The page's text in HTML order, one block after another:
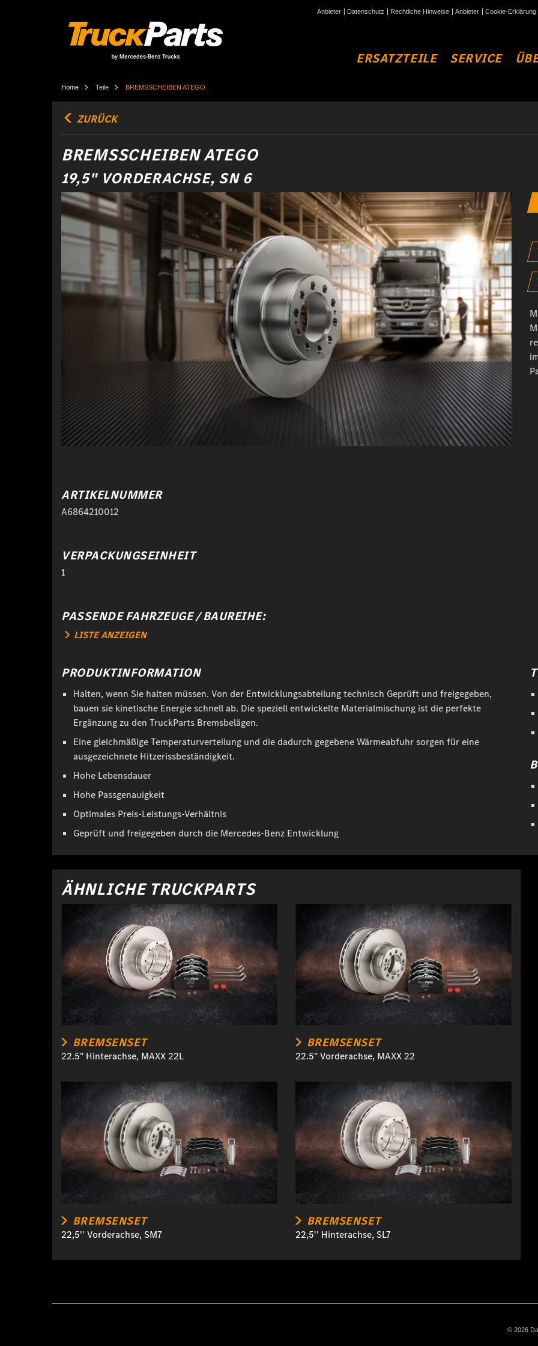
Anbieter Datenschutz Rechtliche Hinweise Anbieter Cookie-Erklärung
ERSATZTEILE SERVICE
Home Teile BREMSSCHEIBEN ATEGO
ZURÜCK
BREMSSCHEIBEN ATEGO
19,5" VORDERACHSE, SN 6
ARTIKELNUMMER
A6864210012
VERPACKUNGSEINHEIT
1
PASSENDE FAHRZEUGE / BAUREIHE:
LISTE ANZEIGEN
PRODUKTINFORMATION
Halten, wenn Sie halten müssen. Von der Entwicklungsabteilung technisch Geprüft und freigegeben,
bauen sie kinetische Energie schnell ab. Die speziell entwickelte Materialmischung ist die perfekte
Ergänzung zu den TruckParts Bremsbelägen.
Eine gleichmäßige Temperaturverteilung und die dadurch gegebene Wärmeabfuhr sorgen für eine
ausgezeichnete Hitzerissbeständigkeit.
Hohe Lebensdauer
Hohe Passgenauigkeit
Optimales Preis-Leistungs-Verhältnis
Geprüft und freigegeben durch die Mercedes-Benz Entwicklung
ÄHNLICHE TRUCKPARTS
BREMSENSET
22.5" Hinterachse, MAXX 22L
BREMSENSET
22.5" Vorderachse, MAXX 22
BREMSENSET
22,5'' Vorderachse, SM7
BREMSENSET
22,5'' Hinterachse, SL7
© 2026